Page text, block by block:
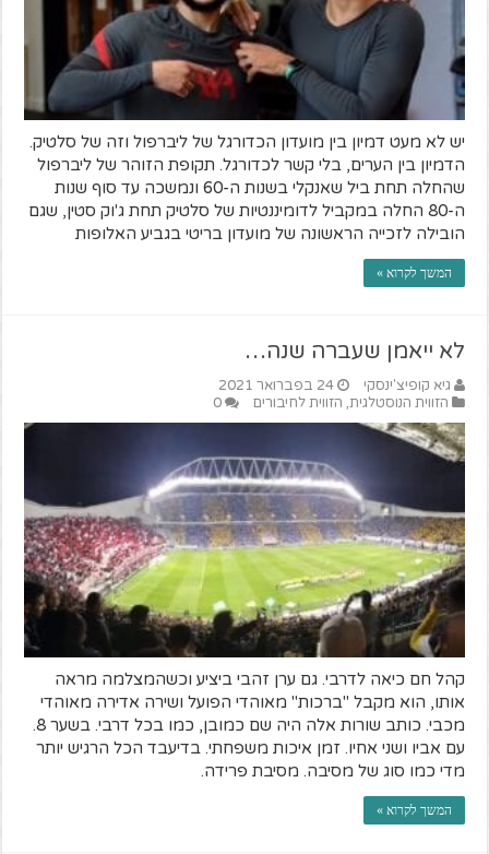
יש לא מעט דמיון בין מועדון הכדורגל של ליברפול וזה של סלטיק.
הדמיון בין הערים, בלי קשר לכדורגל. תקופת הזוהר של ליברפול
שהחלה תחת ביל שאנקלי בשנות ה-60 ונמשכה עד סוף שנות
ה-80 החלה במקביל לדומיננטיות של סלטיק תחת ג'וק סטין, שגם
הובילה לזכייה הראשונה של מועדון בריטי בגביע האלופות
המשך לקרוא »
לא ייאמן שעברה שנה…
גיא קופיצ'ינסקי
24 בפברואר 2021
הזווית הנוסטלגית, הזווית לחיבורים 0
קהל חם כיאה לדרבי. גם ערן זהבי ביציע וכשהמצלמה מראה
אותו, הוא מקבל "ברכות" מאוהדי הפועל ושירה אדירה מאוהדי
מכבי. כותב שורות אלה היה שם כמובן, כמו בכל דרבי. בשער 8.
עם אביו ושני אחיו. זמן איכות משפחתי. בדיעבד הכל הרגיש יותר
מדי כמו סוג של מסיבה. מסיבת פרידה.
המשך לקרוא »